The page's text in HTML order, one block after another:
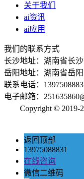
关于我们
ai资讯
ai应用
我们的联系方式
长沙地址：湖南省长
岳阳地址：湖南省岳
联系电话：
电子邮箱：
Copyright © 2019-
返回顶部
13975088831
在线咨询
微信二维码